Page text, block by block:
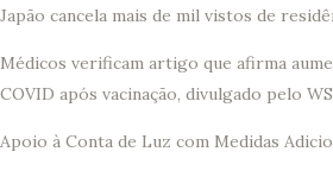
Japão cancela mais de mil vistos de
Médicos verificam artigo que afirma
COVID após vacinação, divulgado pelo
Apoio à Conta de Luz com Medidas